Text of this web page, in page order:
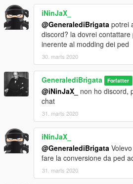
iNinJaX_
@GeneralediBrigata potrei
discord? la dovrei
inerente al modding dei ped
30. marts 2020
GeneralediBrigata Forfatter
@iNinJaX_
non ho discord,
chat
31. marts 2020
iNinJaX_
@GeneralediBrigata
fare la conversione da ped
31. marts 2020